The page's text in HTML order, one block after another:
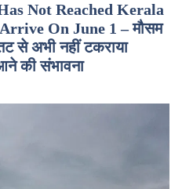
Not Reached Kerala
On June 1 – मौसम
से अभी नहीं टकराया
की संभावना